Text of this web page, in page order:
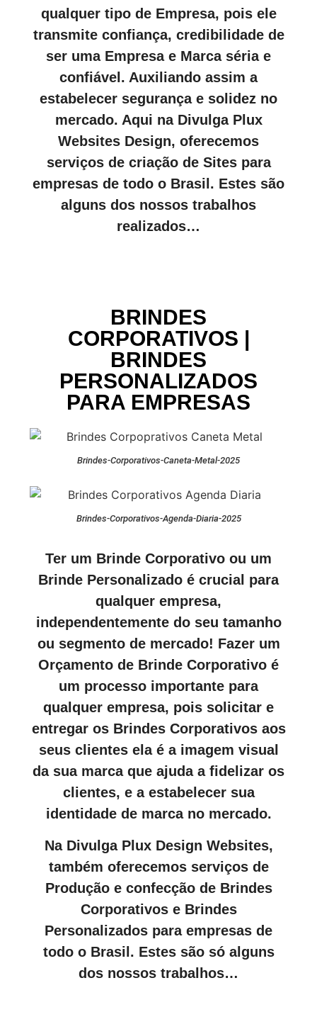
qualquer tipo de Empresa, pois ele
transmite confiança, credibilidade de
ser uma Empresa e Marca séria e
confiável. Auxiliando assim a
estabelecer segurança e solidez no
mercado. Aqui na Divulga Plux
Websites Design, oferecemos
serviços de criação de Sites para
empresas de todo o Brasil. Estes são
alguns dos nossos trabalhos
realizados…
BRINDES
CORPORATIVOS |
BRINDES
PERSONALIZADOS
PARA EMPRESAS
Brindes-Corporativos-Caneta-Metal-2025
Brindes-Corporativos-Agenda-Diaria-2025
Ter um Brinde Corporativo ou um
Brinde Personalizado é crucial para
qualquer empresa,
independentemente do seu tamanho
ou segmento de mercado! Fazer um
Orçamento de Brinde Corporativo é
um processo importante para
qualquer empresa, pois solicitar e
entregar os Brindes Corporativos aos
seus clientes ela é a imagem visual
da sua marca que ajuda a fidelizar os
clientes, e a estabelecer sua
identidade de marca no mercado.
Na Divulga Plux Design Websites,
também oferecemos serviços de
Produção e confecção de Brindes
Corporativos e Brindes
Personalizados para empresas de
todo o Brasil. Estes são só alguns
dos nossos trabalhos…